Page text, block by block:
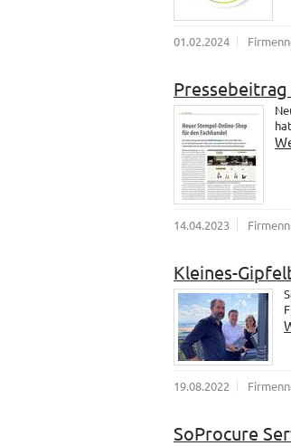
01.02.2024
14.04.2023
Kleines-
19.08.2022
SoProcure